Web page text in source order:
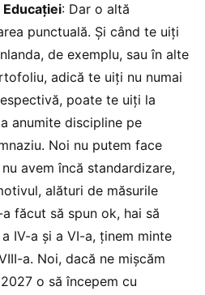
: Dar o altă
punctuală. Și când te uiți
de exemplu, sau în alte
adică te uiți nu numai
poate te uiți la
anumite discipline pe
Noi nu putem face
avem încă standardizare,
alături de măsurile
făcut să spun ok, hai să
IV-a și a VI-a, ținem minte
a. Noi, dacă ne mișcăm
o să începem cu